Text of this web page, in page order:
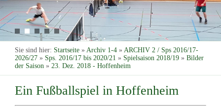
Sie sind hier: Startseite » Archiv 1-4 » ARCHIV 2 / Sps 2016/17-
2026/27 » Sps. 2016/17 bis 2020/21 » Spielsaison 2018/19 » Bilder
der Saison » 23. Dez. 2018 - Hoffenheim
Ein Fußballspiel in Hoffenheim